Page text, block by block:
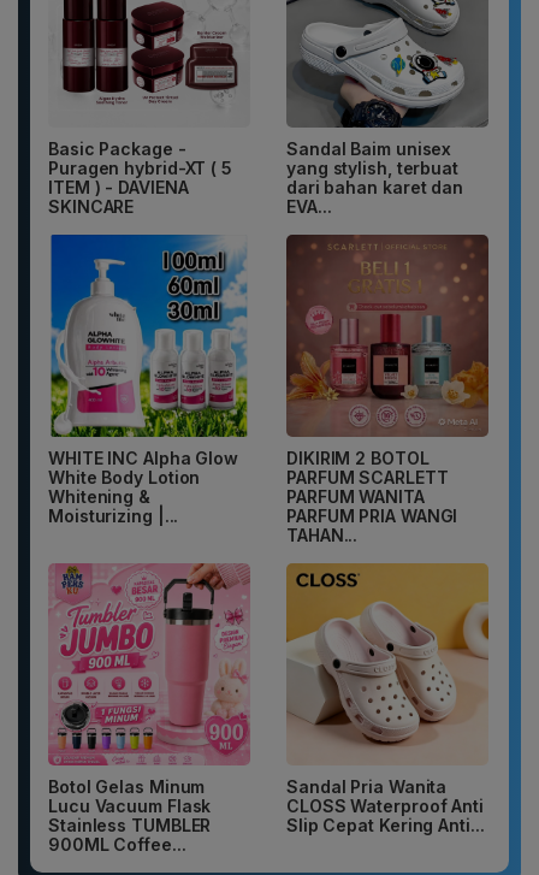
Basic Package -
Puragen hybrid-XT ( 5
ITEM ) - DAVIENA
SKINCARE
Sandal Baim unisex
yang stylish, terbuat
dari bahan karet dan
EVA...
WHITE INC Alpha Glow
White Body Lotion
Whitening &
Moisturizing |...
DIKIRIM 2 BOTOL
PARFUM SCARLETT
PARFUM WANITA
PARFUM PRIA WANGI
TAHAN...
Botol Gelas Minum
Lucu Vacuum Flask
Stainless TUMBLER
900ML Coffee...
Sandal Pria Wanita
CLOSS Waterproof Anti
Slip Cepat Kering Anti...